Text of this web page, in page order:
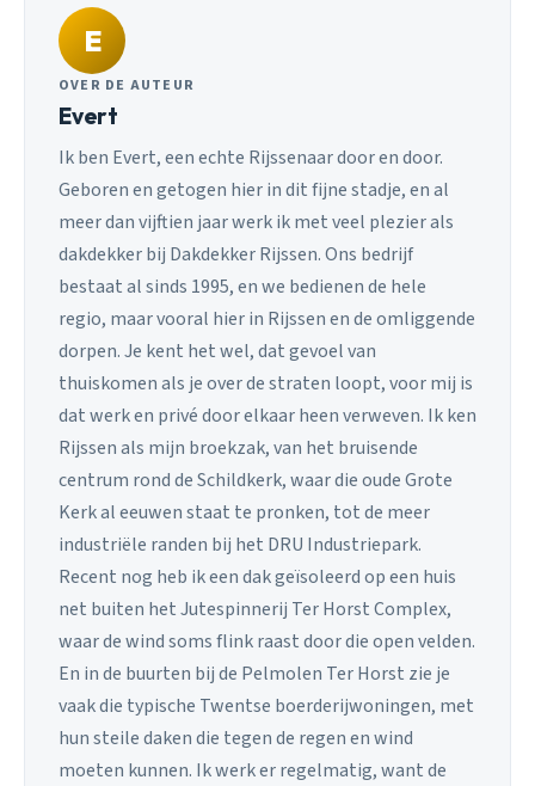
E
OVER DE AUTEUR
Evert
Ik ben Evert, een echte Rijssenaar door en door.
Geboren en getogen hier in dit fijne stadje, en al
meer dan vijftien jaar werk ik met veel plezier als
dakdekker bij Dakdekker Rijssen. Ons bedrijf
bestaat al sinds 1995, en we bedienen de hele
regio, maar vooral hier in Rijssen en de omliggende
dorpen. Je kent het wel, dat gevoel van
thuiskomen als je over de straten loopt, voor mij is
dat werk en privé door elkaar heen verweven. Ik ken
Rijssen als mijn broekzak, van het bruisende
centrum rond de Schildkerk, waar die oude Grote
Kerk al eeuwen staat te pronken, tot de meer
industriële randen bij het DRU Industriepark.
Recent nog heb ik een dak geïsoleerd op een huis
net buiten het Jutespinnerij Ter Horst Complex,
waar de wind soms flink raast door die open velden.
En in de buurten bij de Pelmolen Ter Horst zie je
vaak die typische Twentse boerderijwoningen, met
hun steile daken die tegen de regen en wind
moeten kunnen. Ik werk er regelmatig, want de